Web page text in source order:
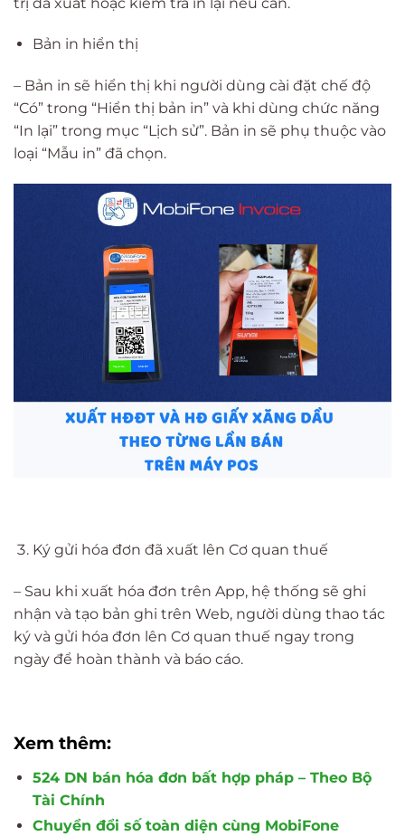
Bản in hiển thị
– Bản in sẽ hiển thị khi người dùng cài đặt chế độ
“Có” trong “Hiển thị bản in” và khi dùng chức năng
“In lại” trong mục “Lịch sử”. Bản in sẽ phụ thuộc vào
loại “Mẫu in” đã chọn.
Ký gửi hóa đơn đã xuất lên Cơ quan thuế
– Sau khi xuất hóa đơn trên App, hệ thống sẽ ghi
nhận và tạo bản ghi trên Web, người dùng thao tác
ký và gửi hóa đơn lên Cơ quan thuế ngay trong
ngày để hoàn thành và báo cáo.
Xem thêm:
524 DN bán hóa đơn bất hợp pháp – Theo Bộ
Tài Chính
Chuyển đổi số toàn diện cùng MobiFone